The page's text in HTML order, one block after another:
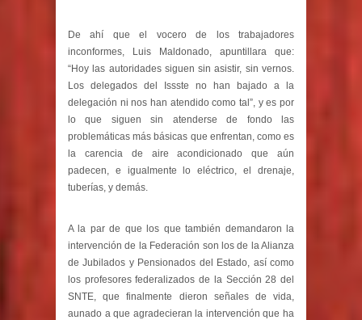
De ahí que el vocero de los trabajadores
inconformes, Luis Maldonado, apuntillara que:
“Hoy las autoridades siguen sin asistir, sin vernos.
Los delegados del Issste no han bajado a la
delegación ni nos han atendido como tal”, y es por
lo que siguen sin atenderse de fondo las
problemáticas más básicas que enfrentan, como es
la carencia de aire acondicionado que aún
padecen, e igualmente lo eléctrico, el drenaje,
tuberías, y demás.
A la par de que los que también demandaron la
intervención de la Federación son los de la Alianza
de Jubilados y Pensionados del Estado, así como
los profesores federalizados de la Sección 28 del
SNTE, que finalmente dieron señales de vida,
aunado a que agradecieran la intervención que ha